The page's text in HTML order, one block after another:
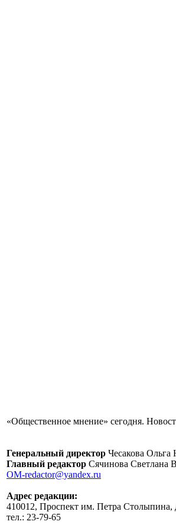
«Общественное мнение» сегодня.
Генеральный директор Чесакова Ольга
Главный редактор Сячинова Светлана
OM-redactor@yandex.ru
Адрес редакции:
410012, Проспект им. Петра Столыпина,
тел.: 23-79-65